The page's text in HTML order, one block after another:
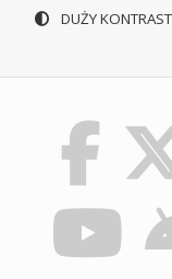
DUŻY KONTRAST